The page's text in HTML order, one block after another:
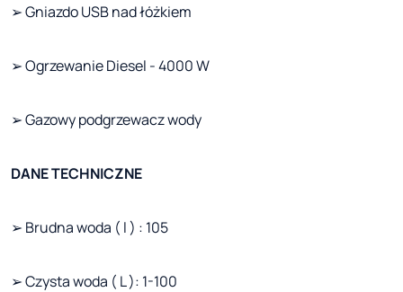
➢ Gniazdo USB nad łóżkiem
➢ Ogrzewanie Diesel - 4000 W
➢ Gazowy podgrzewacz wody
DANE TECHNICZNE
➢ Brudna woda ( l ) : 105
➢ Czysta woda ( L ): 1-100